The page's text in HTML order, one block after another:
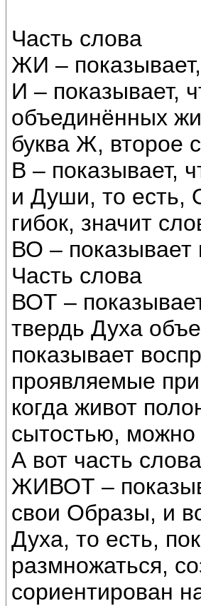
Часть слова
ЖИ –
И – показывает,
объединённых
буква Ж, второе
В – показывает,
и Души, то есть,
гибок, значит
ВО – показывает
Часть слова
ВОТ –
твердь Духа
показывает
проявляемые
когда живот
сытостью, можно
А вот часть слова
ЖИВОТ –
свои Образы, и
Духа, то есть,
размножаться,
сориентирован